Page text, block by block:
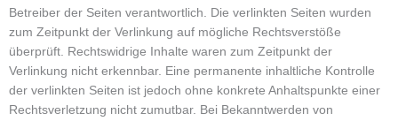
Betreiber der Seiten verantwortlich. Die verlinkten Seiten wurden
zum Zeitpunkt der Verlinkung auf mögliche Rechtsverstöße
überprüft. Rechtswidrige Inhalte waren zum Zeitpunkt der
Verlinkung nicht erkennbar. Eine permanente inhaltliche Kontrolle
der verlinkten Seiten ist jedoch ohne konkrete Anhaltspunkte einer
Rechtsverletzung nicht zumutbar. Bei Bekanntwerden von